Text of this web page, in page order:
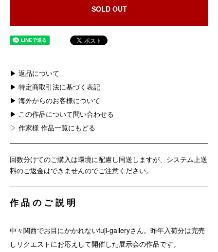
SOLD OUT
▶ 返品について
▶ 特定商取引法に基づく表記
▶ 海外からのお客様について
▶ この作品について問い合わせる
▷ 作家様 作品一覧にもどる
回数分けてのご購入は環境に配慮し同送しますが、システム上送
料のご返金はできませんのでご注意ください。
作品のご説明
中々関西でお目にかかれないfuji-galleryさん。昨年入荷分は完売
しリクエストにお応えして開催した展示会の作品です。